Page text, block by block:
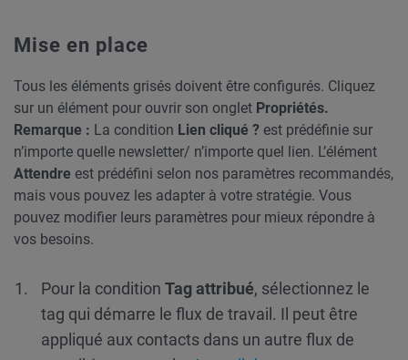
Mise en place
Tous les éléments grisés doivent être configurés. Cliquez
sur un élément pour ouvrir son onglet Propriétés.
Remarque : La condition Lien cliqué ? est prédéfinie sur
n’importe quelle newsletter/ n’importe quel lien. L’élément
Attendre est prédéfini selon nos paramètres recommandés,
mais vous pouvez les adapter à votre stratégie. Vous
pouvez modifier leurs paramètres pour mieux répondre à
vos besoins.
Pour la condition Tag attribué, sélectionnez le
tag qui démarre le flux de travail. Il peut être
appliqué aux contacts dans un autre flux de